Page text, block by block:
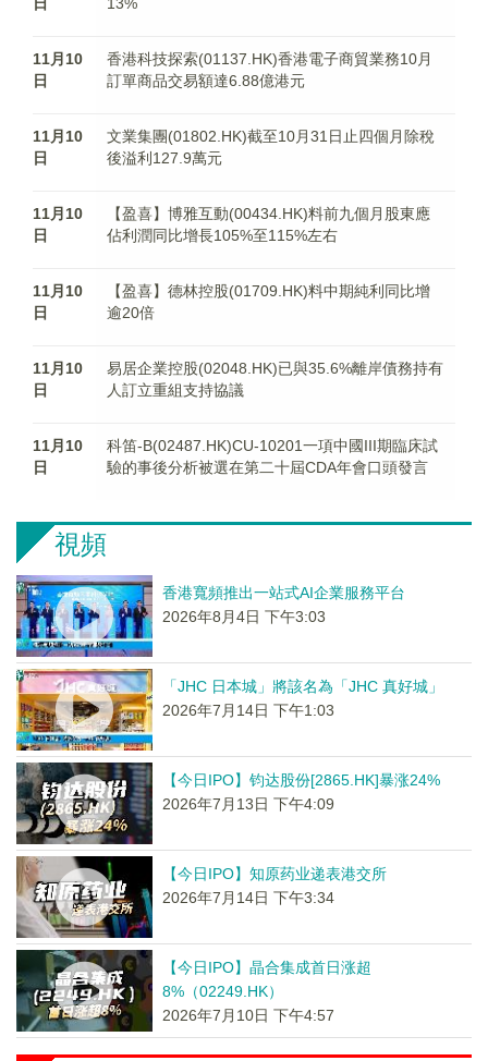
11月10
日
香港科技探索(01137.HK)香港電子商貿業務10月
訂單商品交易額達6.88億港元
11月10
日
文業集團(01802.HK)截至10月31日止四個月除稅
後溢利127.9萬元
11月10
日
【盈喜】博雅互動(00434.HK)料前九個月股東應
佔利潤同比增長105%至115%左右
11月10
日
【盈喜】德林控股(01709.HK)料中期純利同比增
逾20倍
11月10
日
易居企業控股(02048.HK)已與35.6%離岸債務持有
人訂立重組支持協議
11月10
日
科笛-B(02487.HK)CU-10201一項中國III期臨床試
驗的事後分析被選在第二十屆CDA年會口頭發言
視頻
香港寬頻推出一站式AI企業服務平台
2026年8月4日 下午3:03
「JHC 日本城」將該名為「JHC 真好城」
2026年7月14日 下午1:03
【今日IPO】钧达股份[2865.HK]暴涨24%
2026年7月13日 下午4:09
【今日IPO】知原药业递表港交所
2026年7月14日 下午3:34
【今日IPO】晶合集成首日涨超
8%（02249.HK）
2026年7月10日 下午4:57